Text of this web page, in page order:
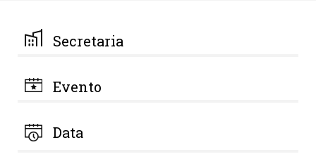
palavra-
chave
Secretaria
Evento
Data